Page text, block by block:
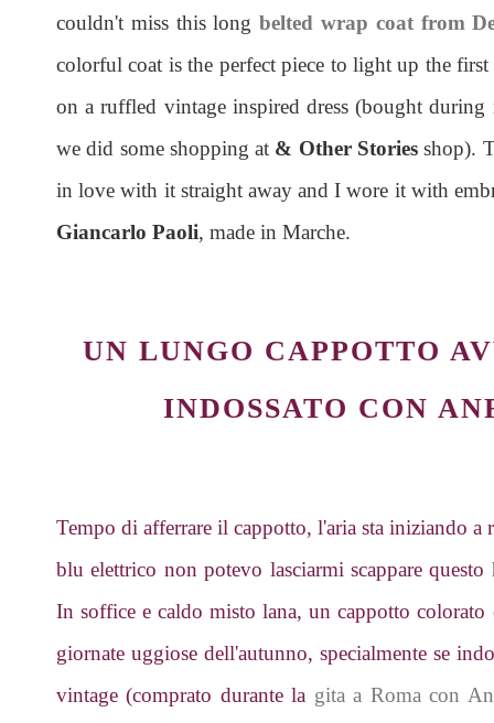
couldn't miss this longbelted wrap coat from
colorful coat is the perfect piece to light up the
on a ruffled vintage inspired dress (bought
we did some shopping at & Other Storiesshop).
in love with it straight away and I wore it with
Giancarlo Paoli, made in Marche.
UN LUNGO CAPPOTTO
INDOSSATO CON
Tempo di afferrare il cappotto, l'aria sta iniziando a
blu elettrico non potevo lasciarmi scappare questo
In soffice e caldo misto lana, un cappotto
giornate uggiose dell'autunno, specialmente se
vintage (comprato durante la gita a Roma con